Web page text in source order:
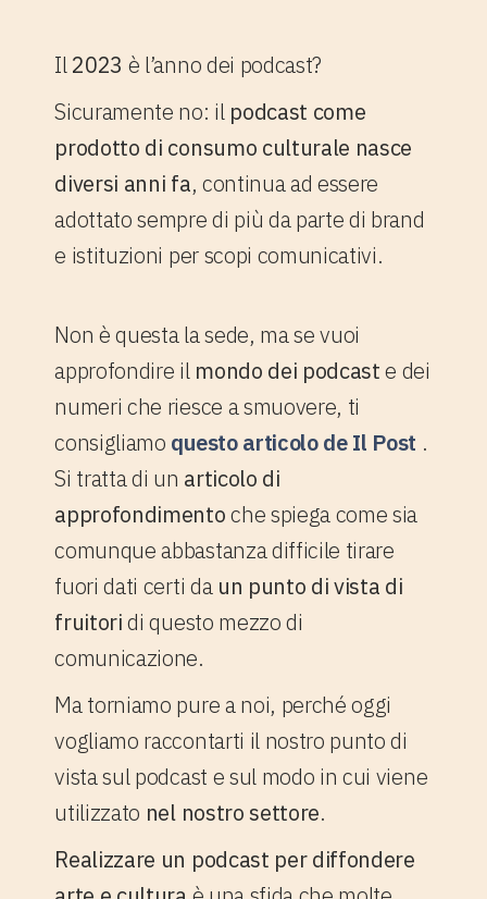
Il2023 è l’anno dei podcast?
Sicuramente no: il podcast come
prodotto di consumo culturale nasce
diversi anni fa, continua ad essere
adottato sempre di più da parte di brand
e istituzioni per scopi comunicativi.
Non è questa la sede, ma se vuoi
approfondire il mondo dei podcaste dei
numeri che riesce a smuovere, ti
consigliamo questo articolo de Il Post .
Si tratta di un articolo di
approfondimentoche spiega come sia
comunque abbastanza difficile tirare
fuori dati certi da un punto di vista di
fruitoridi questo mezzo di
comunicazione.
Ma torniamo pure a noi, perché oggi
vogliamo raccontarti il nostro punto di
vista sul podcast e sul modo in cui viene
utilizzato nel nostro settore.
Realizzare un podcast per diffondere